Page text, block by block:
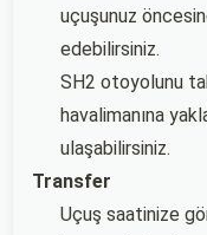
uçuşunuz
edebilirsiniz.
SH2 otoyolunu
havalimanına
ulaşabilirsiniz.
Transfer
Uçuş saatinize